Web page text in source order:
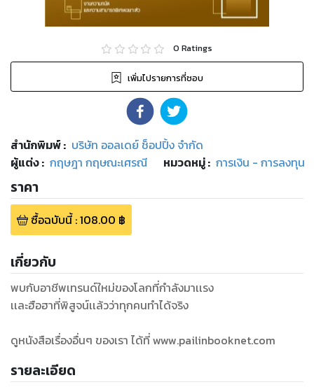
0 Ratings
เพิ่มไปรายการที่ชอบ
สำนักพิมพ์: บริษัท ออลเดย์ ช็อปปิ้ง จำกัด
ผู้แต่ง : กฤษฎา กฤษณะเศรณี หมวดหมู่: การเงิน - การลงทุน
ราคา
ซื้อฉบับนี้:108.00 ฿
เกี่ยวกับ
พบกับอาชีพเทรนด์ใหม่ของโลกที่กำลังมาเเรง
เเละฮือฮาที่พิสูจน์เเล้วว่าทุกคนทำได้จริง
ดูหนังสือเรื่องอื่นๆ ของเรา ได้ที่ www.pailinbooknet.com
รายละเอียด